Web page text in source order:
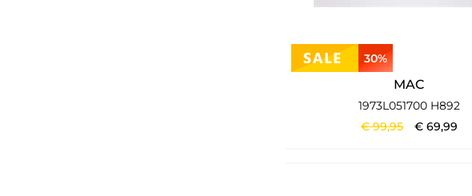
30%
MAC
1973L051700 H892
€99,95 €69,99